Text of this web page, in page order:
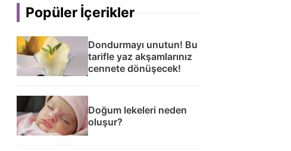
Popüler İçerikler
Dondurmayı unutun! Bu
tarifle yaz akşamlarınız
cennete dönüşecek!
Doğum lekeleri neden
oluşur?